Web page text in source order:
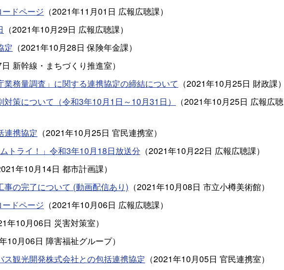
ドページ （2021年11月01日 広報広聴課）
（2021年10月29日 広報広聴課）
定 （2021年10月28日 保険年金課）
新幹線・まちづくり推進室）
務量調査」に関する連携協定の締結について （2021年10月25日 財政課）
策について（令和3年10月1日～10月31日）
（2021年10月25日 広報広聴
連携協定 （2021年10月25日 官民連携室）
トライ！」令和3年10月18日放送分 （2021年10月22日 広報広聴課）
年10月14日 都市計画課）
の完了について (動画配信あり) （2021年10月08日 市立小樽美術館）
ドページ （2021年10月06日 広報広聴課）
年10月06日 災害対策室）
10月06日 障害福祉グループ）
観光開発株式会社との包括連携協定 （2021年10月05日 官民連携室）